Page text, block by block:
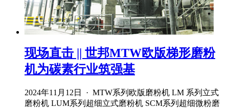
现场直击 || 世邦MTW欧版梯形磨粉
机为碳素行业筑强基
2024年11月12日 · MTW系列欧版磨粉机 LM 系列立式
磨粉机 LUM系列超细立式磨粉机 SCM系列超细微粉磨